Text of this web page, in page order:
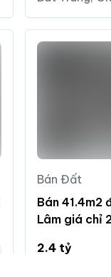
Bán Đất
Bán 41.4m2
Lâm giá chỉ
2.4 tỷ